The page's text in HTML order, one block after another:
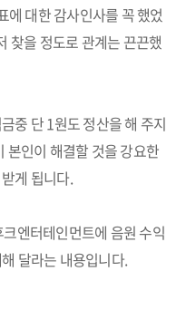
에 대한 감사인사를 꼭 했었
찾을 정도로 관계는 끈끈했
중 단 1원도 정산을 해 주지
본인이 해결할 것을 강요한
게 됩니다.
엔터테인먼트에 음원 수익
달라는 내용입니다.